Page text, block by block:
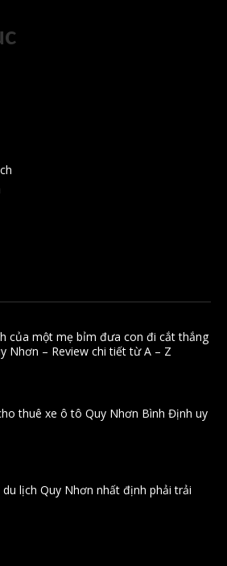
của một mẹ bỉm đưa con đi cắt thắng
Nhơn – Review chi tiết từ A – Z
thuê xe ô tô Quy Nhơn Bình Định uy
lịch Quy Nhơn nhất định phải trải